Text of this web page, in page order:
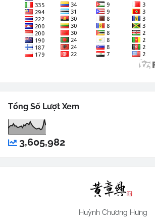
Tổng Số Lượt Xem
3,605,982
Huỳnh Chương Hưng